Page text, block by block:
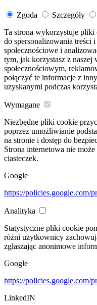
Zgoda Szczegóły
Ta strona wykorzystuje
do spersonalizowania treści
społecznościowe i
tym, jak korzystasz z naszej
społecznościowym,
połączyć te informacje z
uzyskanymi podczas
Wymagane
Niezbędne pliki cookie
poprzez umożliwianie
na stronie i dostęp do
Strona internetowa nie
ciasteczek.
Google
https://policies.google.com/
Analityka
Statystyczne pliki cookie
różni użytkownicy
zgłaszając anonimowe
Google
https://policies.google.com/
LinkedIN